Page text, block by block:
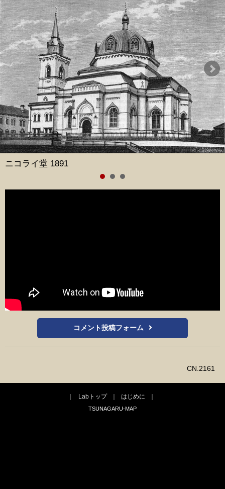
ニコライ堂 1891
コメント投稿フォーム
CN.2161
Labトップ
はじめに
TSUNAGARU-MAP